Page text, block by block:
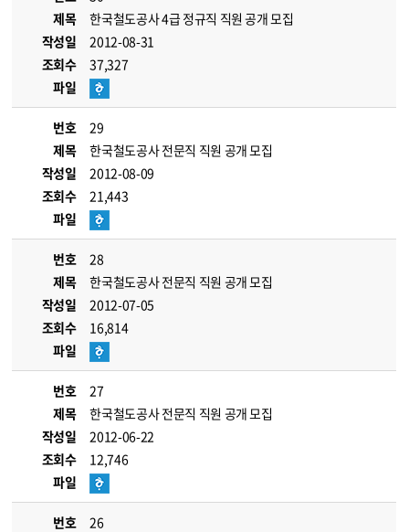
제목
한국철도공사 4급 정규직 직원 공개 모집
작성일
2012-08-31
조회수
37,327
파일
번호
29
제목
한국철도공사 전문직 직원 공개 모집
작성일
2012-08-09
조회수
21,443
파일
번호
28
제목
한국철도공사 전문직 직원 공개 모집
작성일
2012-07-05
조회수
16,814
파일
번호
27
제목
한국철도공사 전문직 직원 공개 모집
작성일
2012-06-22
조회수
12,746
파일
번호
26